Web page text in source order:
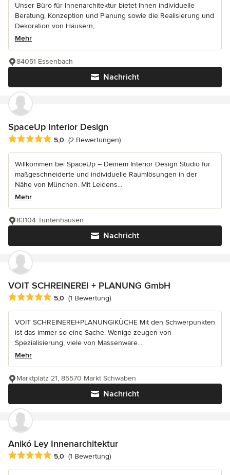
Unser Büro für Innenarchitektur bietet Ihnen individuelle
Beratung, Konzeption und Planung sowie die Realisierung und
Dekoration von Häusern,...
Mehr
Nachricht
84051 Essenbach
SpaceUp Interior Design
Durchschnittliche Bewertung: 5 von 5 Sternen
5,0 (2 Bewertungen)
Willkommen bei SpaceUp – Deinem Interior Design Studio für
maßgeschneiderte und individuelle Raumlösungen in der
Nähe von München. Mit Leidens...
Mehr
Nachricht
83104 Tuntenhausen
VOIT SCHREINEREI + PLANUNG GmbH
Durchschnittliche Bewertung: 5 von 5 Sternen
5,0 (1 Bewertung)
VOIT SCHREINEREI+PLANUNG|KÜCHE Mit den Schwerpunkten
ist das immer so eine Sache. Wenige zeugen von
Spezialisierung, viele von Massenware....
Mehr
Nachricht
Marktplatz 21, 85570 Markt Schwaben
Anikó Ley Innenarchitektur
Durchschnittliche Bewertung: 5 von 5 Sternen
5,0 (1 Bewertung)